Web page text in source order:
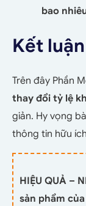
bao
Kết luận
Trên đây Phần
thay đổi tỷ lệ
giản. Hy vọng
thông tin hữu
HIỆU QUẢ –
sản phẩm